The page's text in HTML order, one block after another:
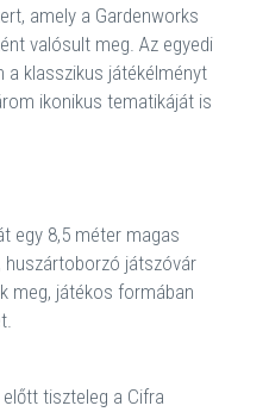
amely a Gardenworks
valósult meg. Az egyedi
klasszikus játékélményt
ikonikus tematikáját is
egy 8,5 méter magas
huszártoborzó játszóvár
meg, játékos formában
tiszteleg a Cifra